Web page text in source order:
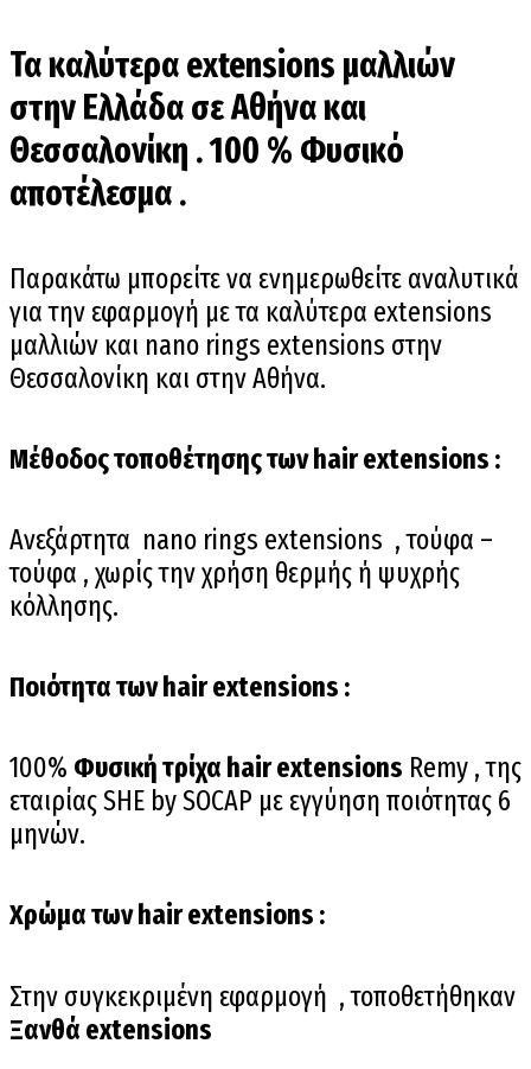
Τα καλύτερα extensions μαλλιών
στην Ελλάδα σε Αθήνα και
Θεσσαλονίκη . 100 % Φυσικό
αποτέλεσμα .
Παρακάτω μπορείτε να ενημερωθείτε αναλυτικά
για την εφαρμογή με τα καλύτερα extensions
μαλλιών και nano rings extensions στην
Θεσσαλονίκη και στην Αθήνα.
Μέθοδος τοποθέτησης των hair extensions :
Ανεξάρτητα nano rings extensions , τούφα –
τούφα , χωρίς την χρήση θερμής ή ψυχρής
κόλλησης.
Ποιότητα των hair extensions :
100% Φυσική τρίχα hair extensions Remy , της
εταιρίας SHE by SOCAP με εγγύηση ποιότητας 6
μηνών.
Χρώμα των hair extensions :
Στην συγκεκριμένη εφαρμογή , τοποθετήθηκαν
Ξανθά extensions